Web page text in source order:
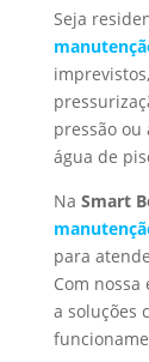
Seja
pressão ou
água de
Na Smart
para
Com
a soluções